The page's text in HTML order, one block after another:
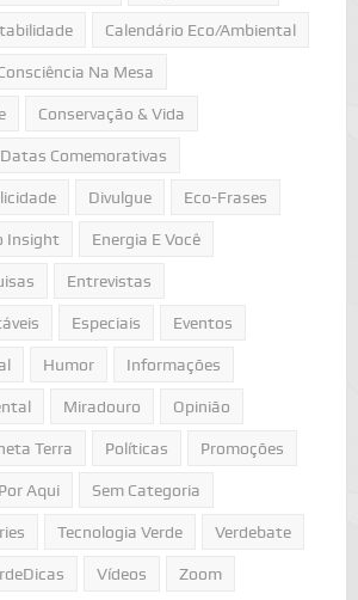
Calendário Eco/Ambiental
Na Mesa
Conservação & Vida
Datas Comemorativas
Divulgue Eco-Frases
Insight Energia E Você
Entrevistas
Especiais Eventos
Humor Informações
Miradouro Opinião
Terra Políticas Promoções
Aqui Sem Categoria
Tecnologia Verde Verdebate
Vídeos Zoom